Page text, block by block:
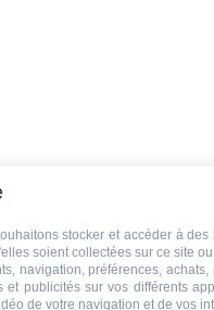
stocker et accéder à
soient collectées sur ce site
navigation, préférences,
et publicités sur vos différents
de votre navigation et de vos